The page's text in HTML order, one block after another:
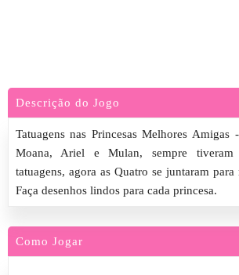
Descrição do Jogo
Tatuagens nas Princesas Melhores Amigas
Moana, Ariel e Mulan, sempre
tatuagens, agora as Quatro se juntaram para
Faça desenhos lindos para cada princesa.
Como Jogar